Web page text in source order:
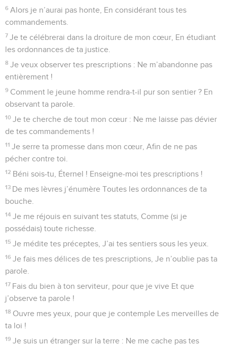
6 Alors je n’aurai pas honte, En considérant tous tes
commandements.
7 Je te célébrerai dans la droiture de mon cœur, En étudiant
les ordonnances de ta justice.
8 Je veux observer tes prescriptions : Ne m’abandonne pas
entièrement !
9 Comment le jeune homme rendra-t-il pur son sentier ? En
observant ta parole.
10 Je te cherche de tout mon cœur : Ne me laisse pas dévier
de tes commandements !
11 Je serre ta promesse dans mon cœur, Afin de ne pas
pécher contre toi.
12 Béni sois-tu, Éternel ! Enseigne-moi tes prescriptions !
13 De mes lèvres j’énumère Toutes les ordonnances de ta
bouche.
14 Je me réjouis en suivant tes statuts, Comme (si je
possédais) toute richesse.
15 Je médite tes préceptes, J’ai tes sentiers sous les yeux.
16 Je fais mes délices de tes prescriptions, Je n’oublie pas ta
parole.
17 Fais du bien à ton serviteur, pour que je vive Et que
j’observe ta parole !
18 Ouvre mes yeux, pour que je contemple Les merveilles de
ta loi !
19 Je suis un étranger sur la terre : Ne me cache pas tes